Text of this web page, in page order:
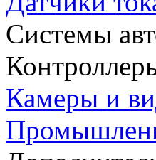
Системы
Камеры и